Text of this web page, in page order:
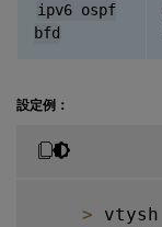
ipv6 ospf
bfd
設定例：
> vtysh